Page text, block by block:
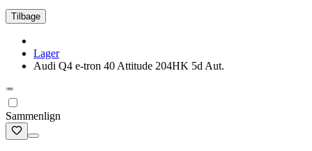
Tilbage
Lager
Audi Q4 e-tron 40 Attitude 204HK 5d Aut.
Sammenlign